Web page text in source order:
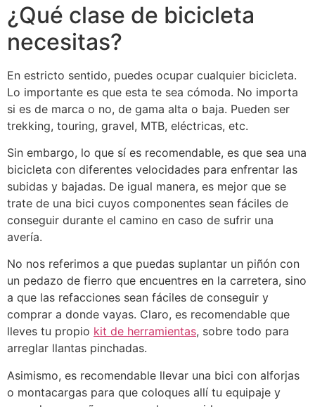
¿Qué clase de bicicleta
necesitas?
En estricto sentido, puedes ocupar cualquier bicicleta.
Lo importante es que esta te sea cómoda. No importa
si es de marca o no, de gama alta o baja. Pueden ser
trekking, touring, gravel, MTB, eléctricas, etc.
Sin embargo, lo que sí es recomendable, es que sea una
bicicleta con diferentes velocidades para enfrentar las
subidas y bajadas. De igual manera, es mejor que se
trate de una bici cuyos componentes sean fáciles de
conseguir durante el camino en caso de sufrir una
avería.
No nos referimos a que puedas suplantar un piñón con
un pedazo de fierro que encuentres en la carretera, sino
a que las refacciones sean fáciles de conseguir y
comprar a donde vayas. Claro, es recomendable que
lleves tu propio kit de herramientas, sobre todo para
arreglar llantas pinchadas.
Asimismo, es recomendable llevar una bici con alforjas
o montacargas para que coloques allí tu equipaje y